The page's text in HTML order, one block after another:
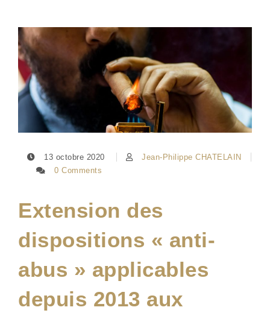
13 octobre 2020
Jean-Philippe CHATELAIN
0 Comments
Extension des
dispositions « anti-
abus » applicables
depuis 2013 aux